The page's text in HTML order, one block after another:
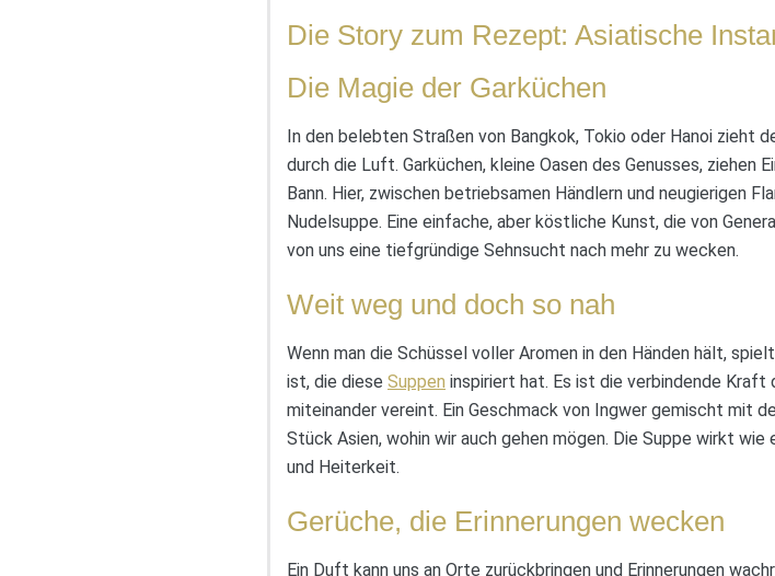
Die Story zum Rezept: Asiatische
Die Magie der Garküchen
In den belebten Straßen von Bangkok, Tokio oder Hanoi zieht
durch die Luft. Garküchen, kleine Oasen des Genusses, ziehen
Bann. Hier, zwischen betriebsamen Händlern und neugierigen
Nudelsuppe. Eine einfache, aber köstliche Kunst, die von
von uns eine tiefgründige Sehnsucht nach mehr zu wecken.
Weit weg und doch so nah
Wenn man die Schüssel voller Aromen in den Händen hält,
ist, die diese Suppen inspiriert hat. Es ist die verbindende Kraft
miteinander vereint. Ein Geschmack von Ingwer gemischt mit
Stück Asien, wohin wir auch gehen mögen. Die Suppe wirkt
und Heiterkeit.
Gerüche, die Erinnerungen wecken
Ein Duft kann uns an Orte zurückbringen und Erinnerungen